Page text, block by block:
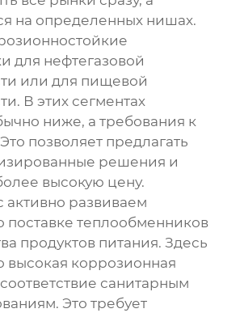
на определенных нишах.
для нефтегазовой
или для пищевой
В этих сегментах
ниже, а требования к
позволяет предлагать
решения и
высокую цену.
развиваем
поставке теплообменников
продуктов питания. Здесь
высокая коррозионная
санитарным
Это требует